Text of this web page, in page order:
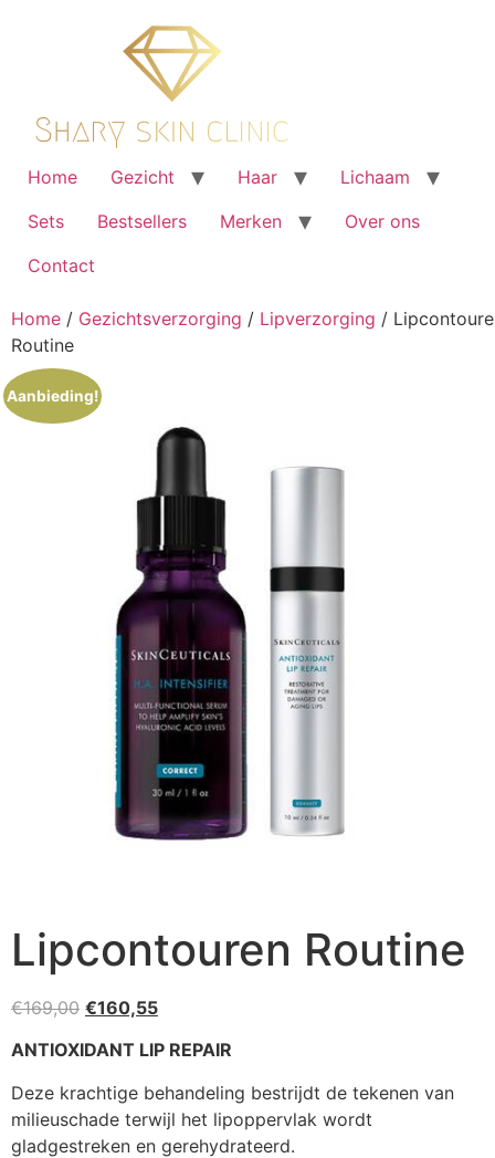
Home Gezicht Haar
Lichaam
Sets
Bestsellers Merken
Over ons
Contact
Home / Gezichtsverzorging / Lipverzorging /
Routine
Aanbieding!
Lipcontouren Routine
€169,00 Oorspronkelijke
was:
€169,00.
€160,55Huidige
is:
€160,55.
ANTIOXIDANT LIP REPAIR
Deze krachtige behandeling bestrijdt de tekenen van
milieuschade terwijl het lipoppervlak wordt
gladgestreken en gerehydrateerd.